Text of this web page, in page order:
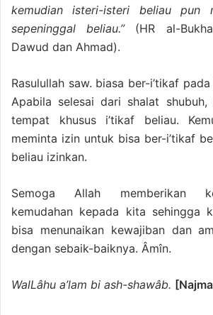
kemudian isteri-isteri beliau pun
sepeninggal beliau.”(HR al-
Dawud dan Ahmad).
Rasulullah saw. biasa ber-i’tikaf pada
Apabila selesai dari shalat
tempat khusus i’tikaf beliau.
meminta izin untuk bisa ber-i’tikaf
beliau izinkan.
Semoga Allah memberikan
kemudahan kepada kita sehingga
bisa menunaikan kewajiban dan
dengan sebaik-baiknya. Âmîn.
WalLâhu a’lam bi ash-shawâb.